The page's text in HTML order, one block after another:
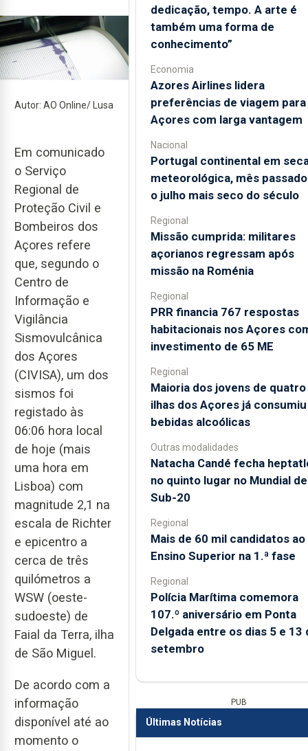
Autor: AO Online/ Lusa
Em comunicado
o Serviço
Regional de
Proteção Civil e
Bombeiros dos
Açores refere
que, segundo o
Centro de
Informação e
Vigilância
Sismovulcânica
dos Açores
(CIVISA), um dos
sismos foi
registado às
06:06 hora local
de hoje (mais
uma hora em
Lisboa) com
magnitude 2,1 na
escala de Richter
e epicentro a
cerca de três
quilómetros a
WSW (oeste-
sudoeste) de
Faial da Terra, ilha
de São Miguel.
De acordo com a
informação
disponível até ao
momento o
dedicação, tempo. A arte é
também uma forma de
conhecimento”
Economia
Azores Airlines lidera
preferências de viagem para
Açores com larga vantagem
Nacional
Portugal continental em
meteorológica, mês
o julho mais seco do século
Regional
Missão cumprida: militares
açorianos regressam após
missão na Roménia
Regional
PRR financia 767 respostas
habitacionais nos Açores
investimento de 65 ME
Regional
Maioria dos jovens de quatro
ilhas dos Açores já consumiu
bebidas alcoólicas
Outras modalidades
Natacha Candé fecha
no quinto lugar no Mundial de
Sub-20
Regional
Mais de 60 mil candidatos ao
Ensino Superior na 1.ª fase
Regional
Polícia Marítima comemora
107.º aniversário em Ponta
Delgada entre os dias 5 e 13
setembro
PUB
Últimas Notícias